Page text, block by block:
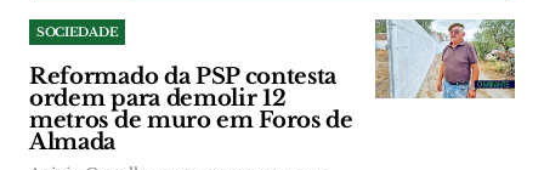
SOCIEDADE
Reformado da PSP contesta
ordem para demolir 12
metros de muro em Foros de
Almada